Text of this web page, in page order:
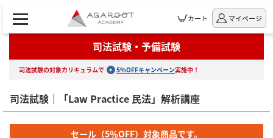
カート マイページ
司法試験・予備試験
司法試験の対象カリキュラムで 5%OFFキャンペーン実施中！
司法試験｜「Law Practice 民法」解析講座
セール（5％OFF）対象商品です。